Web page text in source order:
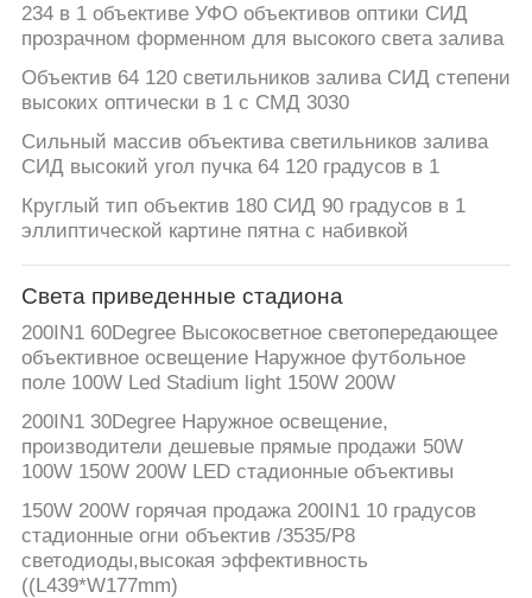
КАРТА
САЙТА
ПОЛИТИКА
УЕДИНЕНИЯ
234 в 1 объективе УФО объективов оптики СИД
прозрачном форменном для высокого света залива
Объектив 64 120 светильников залива СИД степени
высоких оптически в 1 с СМД 3030
Сильный массив объектива светильников залива
СИД высокий угол пучка 64 120 градусов в 1
Круглый тип объектив 180 СИД 90 градусов в 1
эллиптической картине пятна с набивкой
Света приведенные стадиона
200IN1 60Degree Высокосветное светопередающее
объективное освещение Наружное футбольное
поле 100W Led Stadium light 150W 200W
200IN1 30Degree Наружное освещение,
производители дешевые прямые продажи 50W
100W 150W 200W LED стадионные объективы
150W 200W горячая продажа 200IN1 10 градусов
стадионные огни объектив /3535/P8
светодиоды,высокая эффективность
((L439*W177mm)